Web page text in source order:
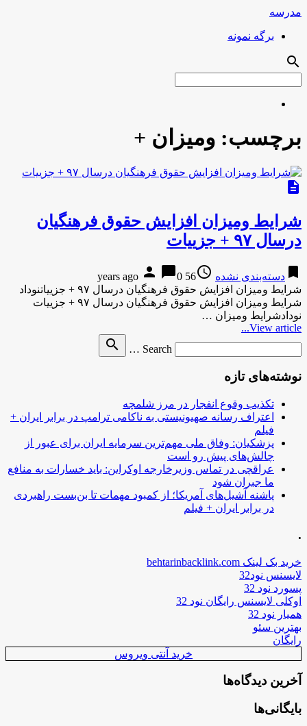
مدرسه
برگه نمونه
search
برچسب: ومیزان +
description
شرایط ومیزان افزایش حقوق فرهنگیان
درسال ۹۷ + جزییات
bookmark دسته‌بندی نشده access_time
56 years ago
person chat_bubble0
شرایط ومیزان افزایش حقوق فرهنگیان درسال ۹۷ + جزییاتنوداد
شرایط ومیزان افزایش حقوق فرهنگیان درسال ۹۷ + جزییات
نودادشرایط ومیزان …
View article...
Search …
search
نوشته‌های تازه
تکذیب وقوع انفجار در مرز شلمچه
اعتراف رسانه صهیونیستی به ناکامی ترامپ در برابر ایران +
فیلم
پزشکیان: وفاق ملی مهم‌ترین سرمایه ایران برای عبور از
چالش‌های پیش رو است
عراقچی در تماس وزیرخارجه اوکراین: باید خسارات به منافع
ما جبران شود
پاشنه آشیل‌های آمریکا؛ از کمبود مهمات تا بن‌بست راهبردی
در برابر ایران + فیلم
.
خرید بک لینک behtarinbacklink.com
لایسنس نود32
پسورد نود 32
اوکلی لایسنس رایگان نود 32
همیار نود 32
بهترین سئو
رایگان
خرید آنتی ویروس
آخرین دیدگاه‌ها
بایگانی‌ها